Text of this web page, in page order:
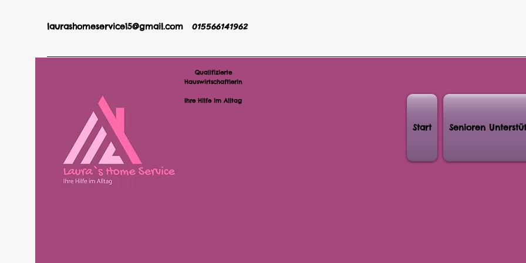
laurashomeservice15@gmail.com 015566141962
Qualifizierte
Hauswirtschaftlerin
Ihre Hilfe im Alltag
Start Senioren